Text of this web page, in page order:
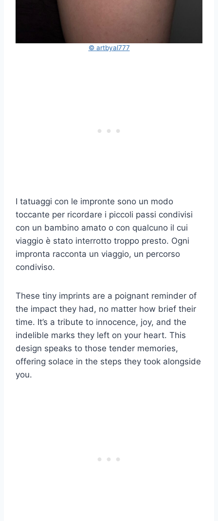
© artbyal777
I tatuaggi con le impronte sono un modo
toccante per ricordare i piccoli passi condivisi
con un bambino amato o con qualcuno il cui
viaggio è stato interrotto troppo presto. Ogni
impronta racconta un viaggio, un percorso
condiviso.
These tiny imprints are a poignant reminder of
the impact they had, no matter how brief their
time. It’s a tribute to innocence, joy, and the
indelible marks they left on your heart. This
design speaks to those tender memories,
offering solace in the steps they took alongside
you.